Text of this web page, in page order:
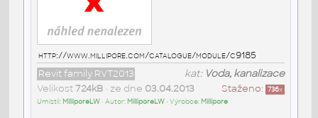
http://www.millipore.com/catalogue/module/c9185
kat: Voda, kanalizace
Revit family RVT2013
Staženo: 736x
Velikost 724kB• ze dne 03.04.2013
Umístil: MilliporeLW• Autor: MilliporeLW• Výrobce: Millipore